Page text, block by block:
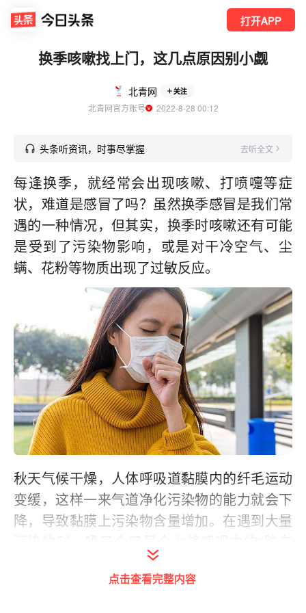
打开APP
换季咳嗽找上门，这几点原因别小觑
北青网 关注
北青网官方账号
  2022-8-28 00:12
头条听资讯，时事尽掌握 去听全文
每逢换季，就经常会出现咳嗽、打喷嚏等症
状，难道是感冒了吗？虽然换季感冒是我们常
遇的一种情况，但其实，换季时咳嗽还有可能
是受到了污染物影响，或是对干冷空气、尘
螨、花粉等物质出现了过敏反应。
秋天气候干燥，人体呼吸道黏膜内的纤毛运动
变缓，这样一来气道净化污染物的能力就会下
降，导致黏膜上污染物含量增加。在遇到大量
西”清除出去，这就会引发咳嗽，但这种情况下
的咳嗽实际上就是嗓子正在向你发出警告。
点击查看完整内容